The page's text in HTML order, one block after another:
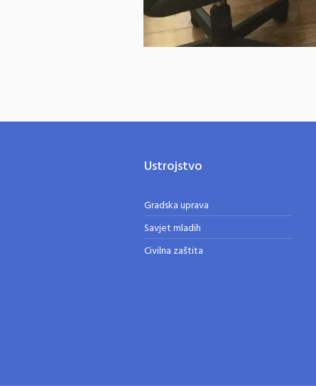
Ustrojstvo
Gradska uprava
Savjet mladih
Civilna zaštita